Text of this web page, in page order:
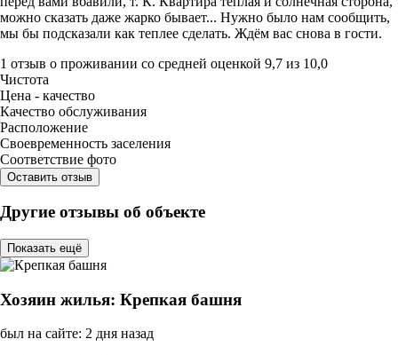
можно сказать даже жарко бывает... Нужно было нам сообщить,
мы бы подсказали как теплее сделать. Ждём вас снова в гости.
1 отзыв о проживании со средней оценкой 9,7 из 10,0
Чистота
Цена - качество
Качество обслуживания
Расположение
Своевременность заселения
Соответствие фото
Оставить отзыв
Другие отзывы об объекте
Показать ещё
Хозяин жилья: Крепкая башня
был на сайте: 2 дня назад